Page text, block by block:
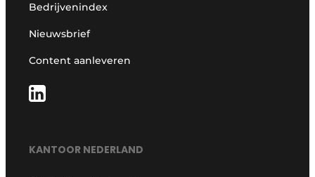
Bedrijvenindex
Nieuwsbrief
Content aanleveren
KANTOOR NEDERLAND